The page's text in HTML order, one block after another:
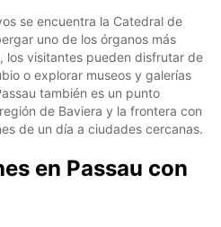
se encuentra la Catedral de
uno de los órganos más
los visitantes pueden disfrutar de
o explorar museos y galerías
también es un punto
de Baviera y la frontera con
de un día a ciudades cercanas.
en Passau con